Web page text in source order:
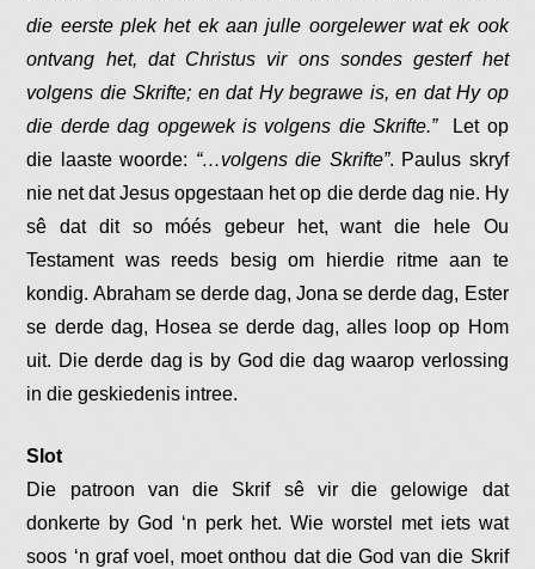
die eerste plek het ek aan julle oorgelewer wat ek ook
ontvang het, dat Christus vir ons sondes gesterf het
volgens die Skrifte; en dat Hy begrawe is, en dat Hy op
die derde dag opgewek is volgens die Skrifte.”Let op
die laaste woorde: “…volgens die Skrifte”. Paulus skryf
nie net dat Jesus opgestaan het op die derde dag nie. Hy
sê dat dit so móés gebeur het, want die hele Ou
Testament was reeds besig om hierdie ritme aan te
kondig. Abraham se derde dag, Jona se derde dag, Ester
se derde dag, Hosea se derde dag, alles loop op Hom
uit. Die derde dag is by God die dag waarop verlossing
in die geskiedenis intree.
Slot
Die patroon van die Skrif sê vir die gelowige dat
donkerte by God ‘n perk het. Wie worstel met iets wat
soos ‘n graf voel, moet onthou dat die God van die Skrif